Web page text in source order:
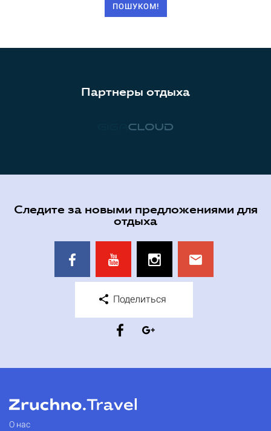
ПОШУКОМ!
Партнеры отдыха
Следите за новыми предложениями для
отдыха
Поделиться
О нас